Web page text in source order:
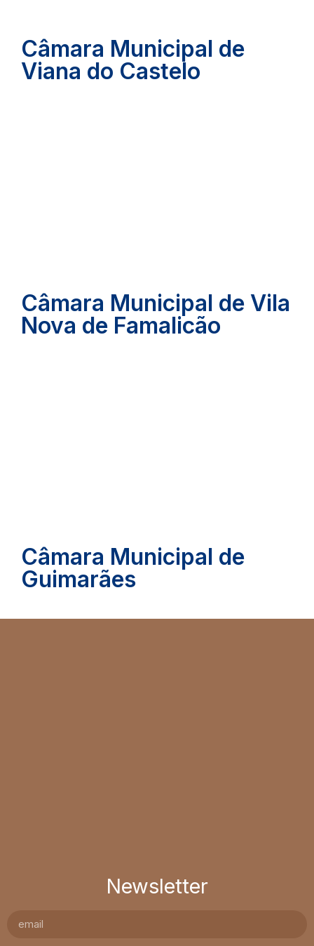
Câmara Municipal de
Viana do Castelo
Câmara Municipal de Vila
Nova de Famalicão
Câmara Municipal de
Guimarães
Newsletter